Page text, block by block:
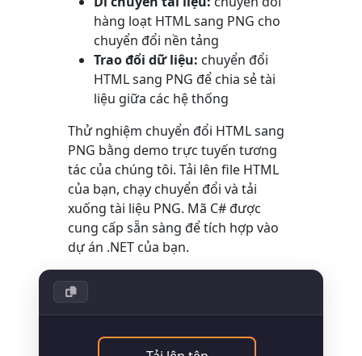
hàng loạt HTML sang PNG cho
chuyển đổi nền tảng
Trao đổi dữ liệu: chuyển đổi
HTML sang PNG để chia sẻ tài
liệu giữa các hệ thống
Thử nghiệm chuyển đổi HTML sang
PNG bằng demo trực tuyến tương
tác của chúng tôi. Tải lên file HTML
của bạn, chạy chuyển đổi và tải
xuống tài liệu PNG. Mã C# được
cung cấp sẵn sàng để tích hợp vào
dự án .NET của bạn.